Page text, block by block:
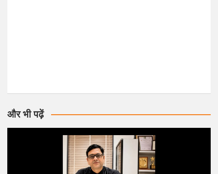
और भी पढ़ें